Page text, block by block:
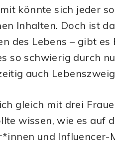
könnte sich jeder
Inhalten. Doch ist
des Lebens – gibt
so schwierig durch
auch
gleich mit drei
wissen, wie es auf
und